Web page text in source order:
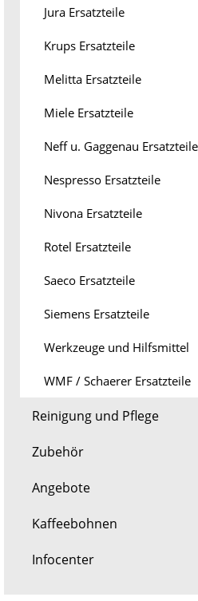
Jura Ersatzteile
Krups Ersatzteile
Melitta Ersatzteile
Miele Ersatzteile
Neff u. Gaggenau Ersatzteile
Nespresso Ersatzteile
Nivona Ersatzteile
Rotel Ersatzteile
Saeco Ersatzteile
Siemens Ersatzteile
Werkzeuge und Hilfsmittel
WMF / Schaerer Ersatzteile
Reinigung und Pflege
Zubehör
Angebote
Kaffeebohnen
Infocenter